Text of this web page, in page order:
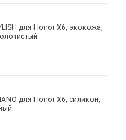
для Honor X6, экокожа,
для Honor X6, силикон,